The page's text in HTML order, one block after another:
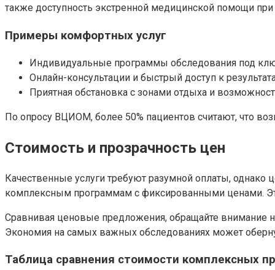
также доступность экстренной медицинской помощи
Примеры комфортных услуг
Индивидуальные программы обследования под
Онлайн-консультации и быстрый доступ к
Приятная обстановка с зонами отдыха и
По опросу ВЦИОМ, более 50% пациентов считают, что
Стоимость и прозрачность цен
Качественные услуги требуют разумной оплаты,
комплексным программам с фиксированными ценами.
Сравнивая ценовые предложения, обращайте внимание
Экономия на самых важных обследованиях может
Таблица сравнения стоимости комплексных